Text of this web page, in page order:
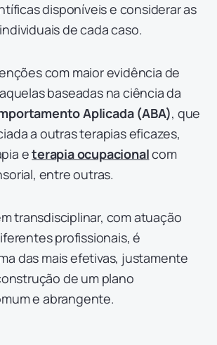
disponíveis e considerar as
de cada caso.
com maior evidência de
baseadas na ciência da
Aplicada (ABA), que
a outras terapias eficazes,
eterapia ocupacionalcom
entre outras.
transdisciplinar, com atuação
profissionais, é
das mais efetivas, justamente
de um plano
e abrangente.